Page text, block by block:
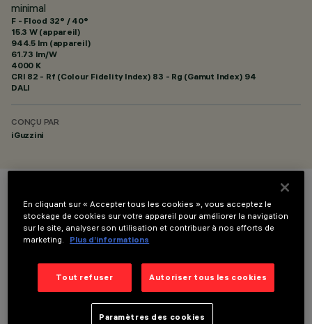
minimal
F - Flood 32° / 40°
15.3 W (appareil)
944.5 lm (appareil)
61.73 lm/W
4000 K
CRI 82 - Rf (Colour Fidelity Index) 83 - Rg (Gamut Index) 94
DALI
CONÇU PAR
iGuzzini
COULEUR
DONNÉES TECHNIQUES
En cliquant sur « Accepter tous les cookies », vous acceptez le
stockage de cookies sur votre appareil pour améliorer la navigation
sur le site, analyser son utilisation et contribuer à nos efforts de
marketing.
Plus d’informations
Tout refuser Autoriser tous les cookies
Paramètres des cookies